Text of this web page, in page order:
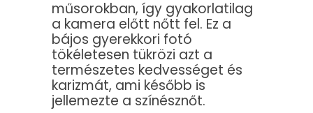
műsorokban, így gyakorlatilag
a kamera előtt nőtt fel. Ez a
bájos gyerekkori fotó
tökéletesen tükrözi azt a
természetes kedvességet és
karizmát, ami később is
jellemezte a színésznőt.